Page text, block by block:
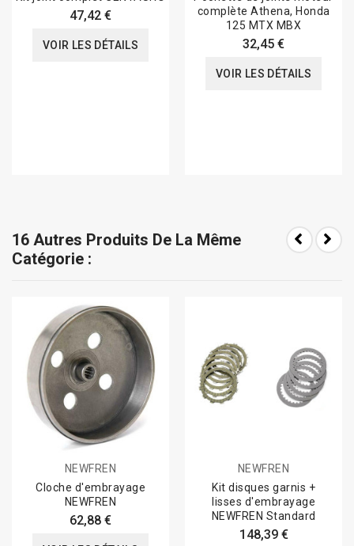
47,42 €
VOIR LES DÉTAILS
complète Athena, Honda
125 MTX MBX
32,45 €
VOIR LES DÉTAILS
16 Autres Produits De La Même
Catégorie :
NEWFREN
Cloche d'embrayage
NEWFREN
62,88 €
NEWFREN
Kit disques garnis +
lisses d'embrayage
NEWFREN Standard
148,39 €